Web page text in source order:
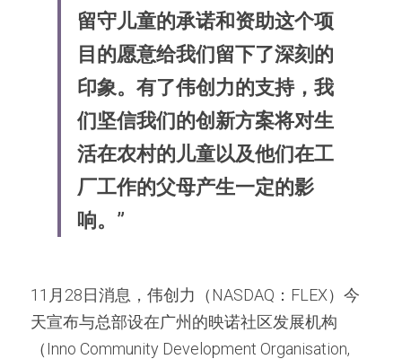
留守儿童的承诺和资助这个项
目的愿意给我们留下了深刻的
印象。有了伟创力的支持，我
们坚信我们的创新方案将对生
活在农村的儿童以及他们在工
厂工作的父母产生一定的影
响。”
11月28日消息，伟创力（NASDAQ：FLEX）今
天宣布与总部设在广州的映诺社区发展机构
（Inno Community Development Organisation,